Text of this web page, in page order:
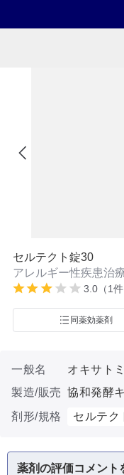
セルテクト錠30
アレルギー性疾患治
3.0（1件
同薬効薬剤
一般名
オキサト
製造/販売 協和発酵
剤形/規格
セルテク
薬剤の評価コメント